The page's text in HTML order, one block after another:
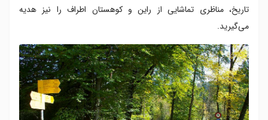
تاریخ، مناظری تماشایی از راین و کوهستان اطراف را نیز هدیه
می‌گیرید.